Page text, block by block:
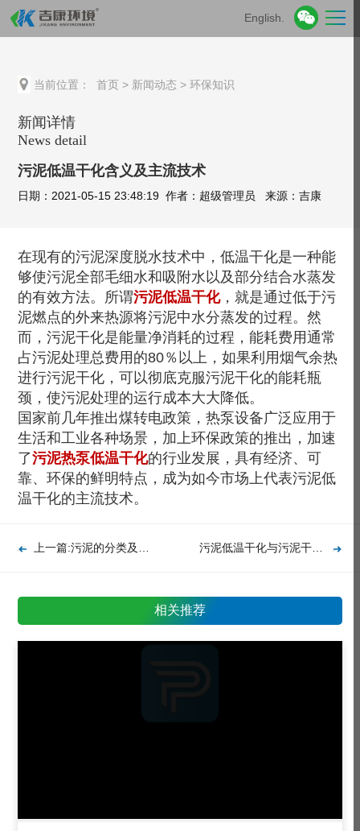
English.
当前位置： 首页 > 新闻动态 >环保知识
新闻详情
News detail
污泥低温干化含义及主流技术
日期：2021-05-15 23:48:19 作者：超级管理员 来源：吉康
在现有的污泥深度脱水技术中，低温干化是一种能
够使污泥全部毛细水和吸附水以及部分结合水蒸发
的有效方法。所谓污泥低温干化，就是通过低于污
泥燃点的外来热源将污泥中水分蒸发的过程。然
而，污泥干化是能量净消耗的过程，能耗费用通常
占污泥处理总费用的80％以上，如果利用烟气余热
进行污泥干化，可以彻底克服污泥干化的能耗瓶
颈，使污泥处理的运行成本大大降低。
国家前几年推出煤转电政策，热泵设备广泛应用于
生活和工业各种场景，加上环保政策的推出，加速
了污泥热泵低温干化的行业发展，具有经济、可
靠、环保的鲜明特点，成为如今市场上代表污泥低
温干化的主流技术。
相关推荐